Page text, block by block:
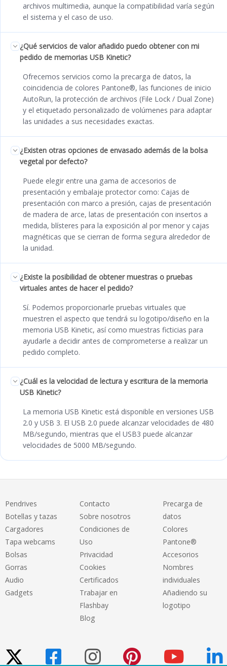
archivos multimedia, aunque la compatibilidad varía según
el sistema y el caso de uso.
¿Qué servicios de valor añadido puedo obtener con mi
pedido de memorias USB Kinetic?
Ofrecemos servicios como la precarga de datos, la
coincidencia de colores Pantone®, las funciones de inicio
AutoRun, la protección de archivos (File Lock / Dual Zone)
y el etiquetado personalizado de volúmenes para adaptar
las unidades a sus necesidades exactas.
¿Existen otras opciones de envasado además de la bolsa
vegetal por defecto?
Puede elegir entre una gama de accesorios de
presentación y embalaje protector como: Cajas de
presentación con marco a presión, cajas de presentación
de madera de arce, latas de presentación con insertos a
medida, blísteres para la exposición al por menor y cajas
magnéticas que se cierran de forma segura alrededor de
la unidad.
¿Existe la posibilidad de obtener muestras o pruebas
virtuales antes de hacer el pedido?
Sí. Podemos proporcionarle pruebas virtuales que
muestren el aspecto que tendrá su logotipo/diseño en la
memoria USB Kinetic, así como muestras ficticias para
ayudarle a decidir antes de comprometerse a realizar un
pedido completo.
¿Cuál es la velocidad de lectura y escritura de la memoria
USB Kinetic?
La memoria USB Kinetic está disponible en versiones USB
2.0 y USB 3. El USB 2.0 puede alcanzar velocidades de 480
MB/segundo, mientras que el USB3 puede alcanzar
velocidades de 5000 MB/segundo.
Pendrives
Botellas y tazas
Cargadores
Tapa webcams
Bolsas
Gorras
Audio
Gadgets
Contacto
Sobre nosotros
Condiciones de
Uso
Privacidad
Cookies
Certificados
Trabajar en
Flashbay
Blog
Precarga de
datos
Colores
Pantone®
Accesorios
Nombres
individuales
Añadiendo su
logotipo